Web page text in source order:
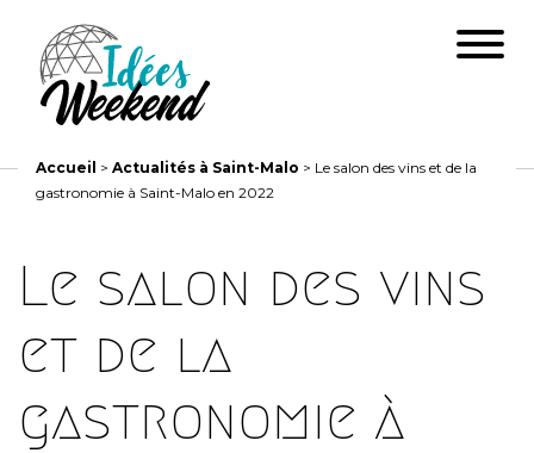
Accueil > Actualités à Saint-Malo > Le salon des vins et de la
gastronomie à Saint-Malo en 2022
Le salon des vins
et de la
gastronomie à